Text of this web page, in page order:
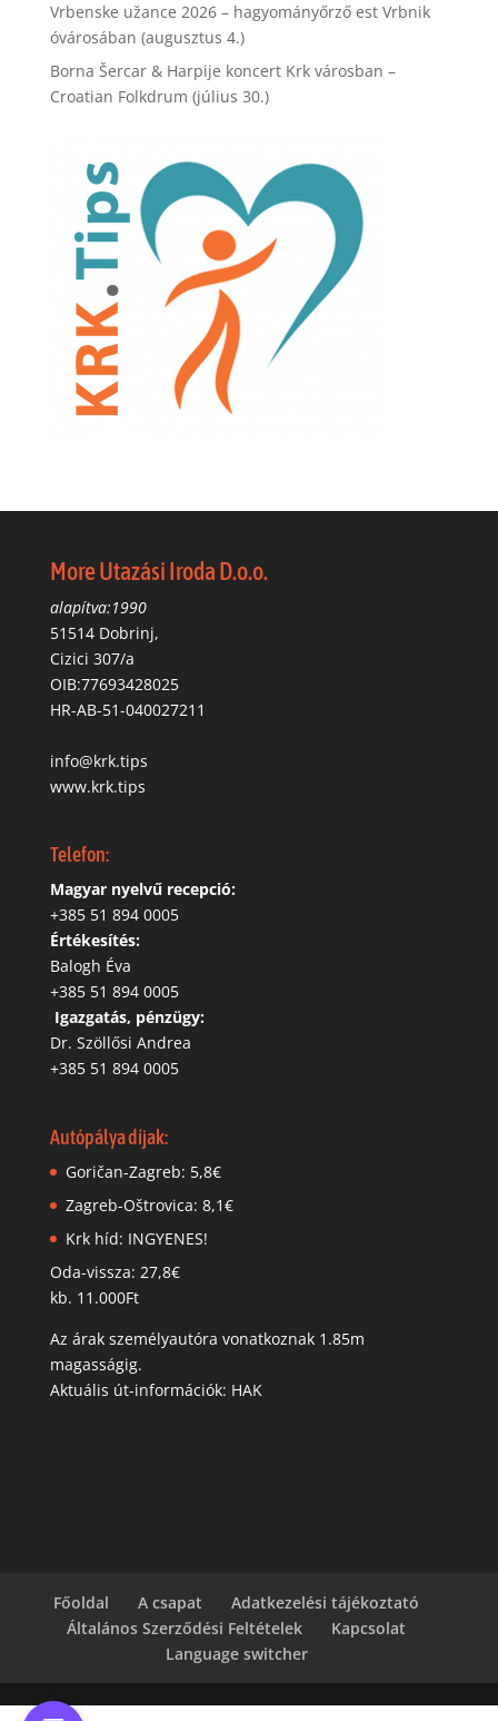
Vrbenske užance 2026 – hagyományőrző est Vrbnik
óvárosában (augusztus 4.)
Borna Šercar & Harpije koncert Krk városban –
Croatian Folkdrum (július 30.)
More Utazási Iroda D.o.o.
alapítva:1990
51514 Dobrinj,
Cizici 307/a
OIB:77693428025
HR-AB-51-040027211
info@krk.tips
www.krk.tips
Telefon:
Magyar nyelvű recepció:
‭+385 51 894 0005
Értékesítés:
Balogh Éva
+385 51 894 0005
Igazgatás, pénzügy:
Dr. Szöllősi Andrea
+385 51 894 0005
Autópálya díjak:
Goričan-Zagreb: 5,8€
Zagreb-Oštrovica: 8,1€
Krk híd: INGYENES!
Oda-vissza: 27,8€
kb. 11.000Ft
Az árak személyautóra vonatkoznak 1.85m
magasságig.
Aktuális út-információk: HAK
Főoldal A csapat
Adatkezelési tájékoztató
Általános Szerződési Feltételek
Kapcsolat
Language switcher